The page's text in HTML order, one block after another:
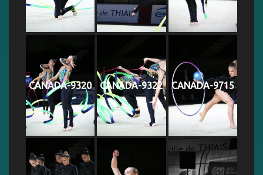
CANADA-9320 CANADA-9322 CANADA-9715